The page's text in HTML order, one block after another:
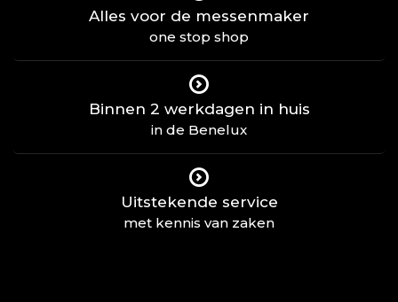
Alles voor de messenmaker
one stop shop
Binnen 2 werkdagen in huis
in de Benelux
Uitstekende service
met kennis van zaken